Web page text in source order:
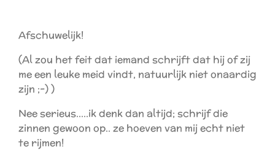
Afschuwelijk!
(Al zou het feit dat iemand schrijft dat hij of zij
me een leuke meid vindt, natuurlijk niet onaardig
zijn ;-) )
Nee serieus.....ik denk dan altijd; schrijf die
zinnen gewoon op.. ze hoeven van mij echt niet
te rijmen!